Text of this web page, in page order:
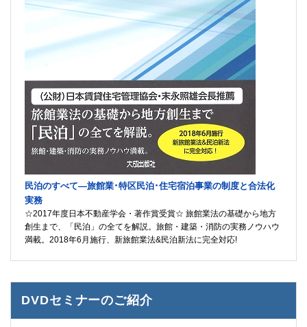
民泊のすべて―旅館業･特区民泊･住宅宿泊事業の制度と合法化
実務
☆2017年度日本不動産学会・著作賞受賞☆ 旅館業法の基礎から地方
創生まで、「民泊」の全てを解説。旅館・建築・消防の実務ノウハウ
満載。2018年6月施行、新旅館業法&民泊新法に完全対応!
DVDセミナーのご紹介